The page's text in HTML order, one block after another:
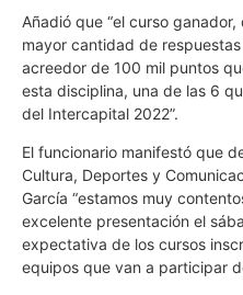
Añadió que “el curso
mayor cantidad de
acreedor de 100 mil puntos
esta disciplina, una de las 6
del Intercapital 2022”.
El funcionario manifestó que
Cultura, Deportes y
García “estamos muy
excelente presentación el
expectativa de los cursos
equipos que van a participar